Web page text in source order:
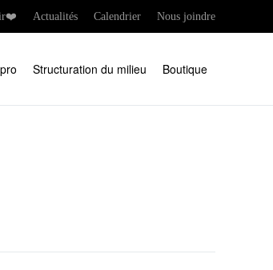
Actualités Calendrier Nous joindre
Structuration du milieu Boutique